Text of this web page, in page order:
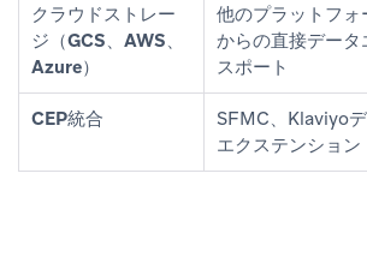
クラウドストレー
ジ（GCS、AWS、
Azure）
他のプラットフォ
からの直接データ
スポート
CEP統合
SFMC、Klaviyo
エクステンション